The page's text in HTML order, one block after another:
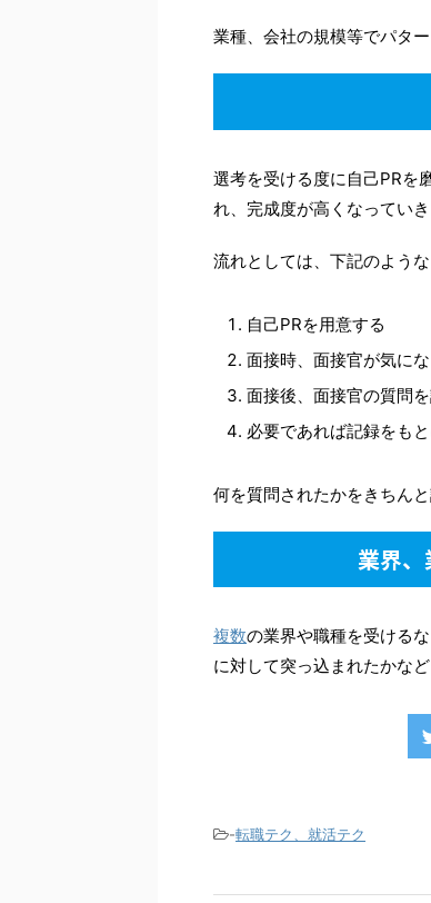
業種、会社の規模等でパタ
選考を受ける度に自己PRを
れ、完成度が高くなっていき
流れとしては、下記のよう
自己PRを用意する
面接時、面接官が気に
面接後、面接官の質問
必要であれば記録をも
何を質問されたかをきちん
業界、
複数の業界や職種を受ける
に対して突っ込まれたかな
-転職テク、就活テク